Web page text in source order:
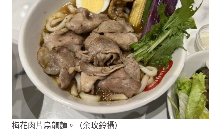
梅花肉片烏龍麵。（余玫鈴攝）